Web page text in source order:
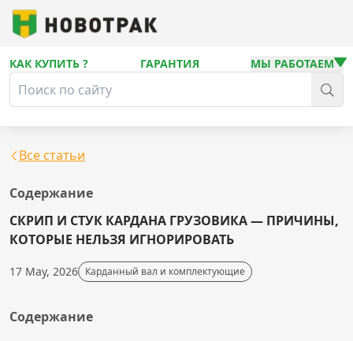
КАК КУПИТЬ ? ГАРАНТИЯ МЫ РАБОТАЕМ
Все статьи
Содержание
СКРИП И СТУК КАРДАНА ГРУЗОВИКА — ПРИЧИНЫ,
КОТОРЫЕ НЕЛЬЗЯ ИГНОРИРОВАТЬ
17 May, 2026 Карданный вал и комплектующие
Содержание